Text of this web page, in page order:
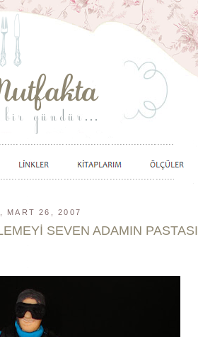
MART 26, 2007
SEVEN ADAMIN PASTASI